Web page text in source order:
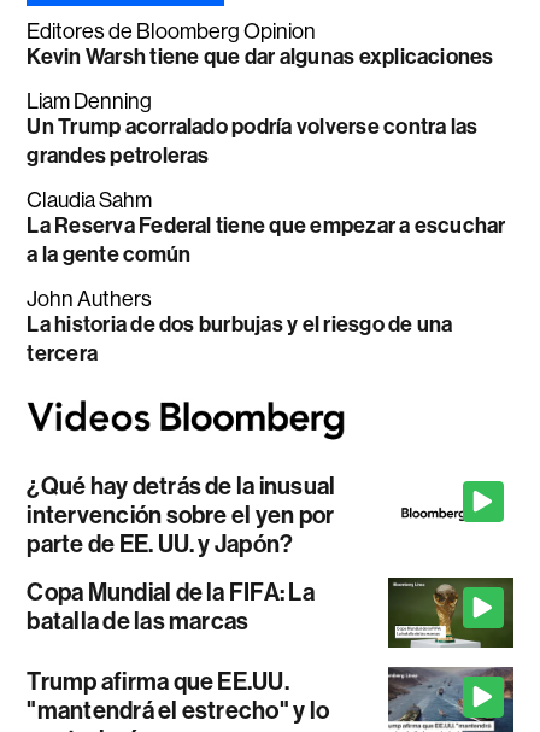
Editores de Bloomberg Opinion
Kevin Warsh tiene que dar algunas explicaciones
Liam Denning
Un Trump acorralado podría volverse contra las
grandes petroleras
Claudia Sahm
La Reserva Federal tiene que empezar a escuchar
a la gente común
John Authers
La historia de dos burbujas y el riesgo de una
tercera
¿Qué hay detrás de la inusual
intervención sobre el yen por
parte de EE. UU. y Japón?
Copa Mundial de la FIFA: La
batalla de las marcas
Trump afirma que EE.UU.
"mantendrá el estrecho" y lo